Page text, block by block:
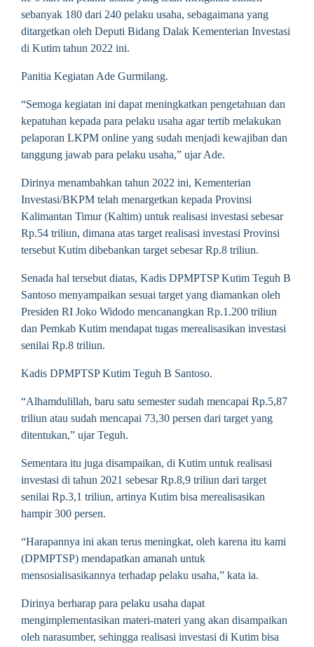
sebanyak 180 dari 240 pelaku usaha, sebagaimana yang
ditargetkan oleh Deputi Bidang Dalak Kementerian Investasi
di Kutim tahun 2022 ini.
Panitia Kegiatan Ade Gurmilang.
“Semoga kegiatan ini dapat meningkatkan pengetahuan dan
kepatuhan kepada para pelaku usaha agar tertib melakukan
pelaporan LKPM online yang sudah menjadi kewajiban dan
tanggung jawab para pelaku usaha,” ujar Ade.
Dirinya menambahkan tahun 2022 ini, Kementerian
Investasi/BKPM telah menargetkan kepada Provinsi
Kalimantan Timur (Kaltim) untuk realisasi investasi sebesar
Rp.54 triliun, dimana atas target realisasi investasi Provinsi
tersebut Kutim dibebankan target sebesar Rp.8 triliun.
Senada hal tersebut diatas, Kadis DPMPTSP Kutim Teguh B
Santoso menyampaikan sesuai target yang diamankan oleh
Presiden RI Joko Widodo mencanangkan Rp.1.200 triliun
dan Pemkab Kutim mendapat tugas merealisasikan investasi
senilai Rp.8 triliun.
Kadis DPMPTSP Kutim Teguh B Santoso.
“Alhamdulillah, baru satu semester sudah mencapai Rp.5,87
triliun atau sudah mencapai 73,30 persen dari target yang
ditentukan,” ujar Teguh.
Sementara itu juga disampaikan, di Kutim untuk realisasi
investasi di tahun 2021 sebesar Rp.8,9 triliun dari target
senilai Rp.3,1 triliun, artinya Kutim bisa merealisasikan
hampir 300 persen.
“Harapannya ini akan terus meningkat, oleh karena itu kami
(DPMPTSP) mendapatkan amanah untuk
mensosialisasikannya terhadap pelaku usaha,” kata ia.
Dirinya berharap para pelaku usaha dapat
mengimplementasikan materi-materi yang akan disampaikan
oleh narasumber, sehingga realisasi investasi di Kutim bisa